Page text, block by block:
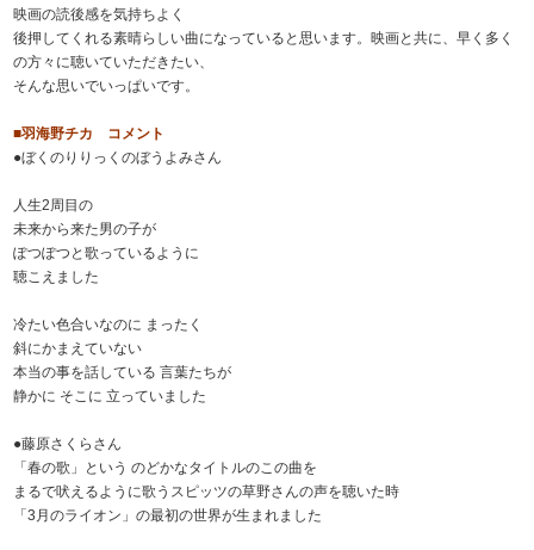
映画の読後感を気持ちよく
後押してくれる素晴らしい曲になっていると思います。映画と共に、早く多く
の方々に聴いていただきたい、
そんな思いでいっぱいです。
■羽海野チカ コメント
●ぼくのりりっくのぼうよみさん
人生2周目の
未来から来た男の子が
ぽつぽつと歌っているように
聴こえました
冷たい色合いなのに まったく
斜にかまえていない
本当の事を話している 言葉たちが
静かに そこに 立っていました
●藤原さくらさん
「春の歌」という のどかなタイトルのこの曲を
まるで吠えるように歌うスピッツの草野さんの声を聴いた時
「3月のライオン」の最初の世界が生まれました